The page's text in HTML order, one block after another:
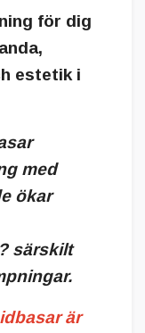
för dig
estetik i
med
ökar
särskilt
är